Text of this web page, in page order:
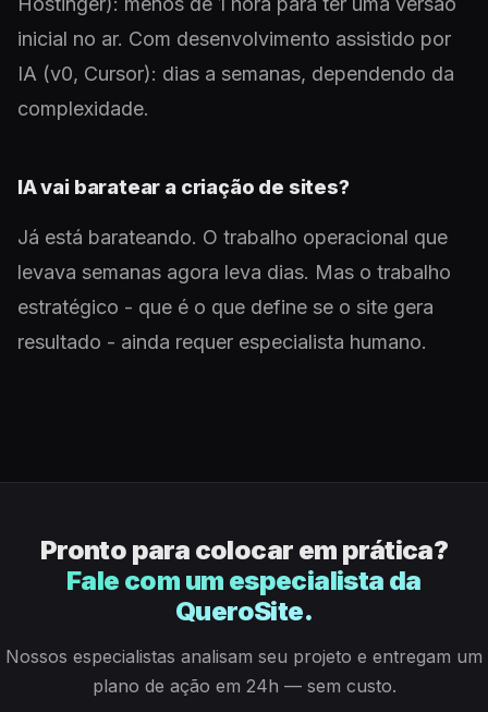
inicial no ar. Com desenvolvimento assistido por
IA (v0, Cursor): dias a semanas, dependendo da
complexidade.
IA vai baratear a criação de sites?
Já está barateando. O trabalho operacional que
levava semanas agora leva dias. Mas o trabalho
estratégico - que é o que define se o site gera
resultado - ainda requer especialista humano.
Pronto para colocar em prática?
Fale com um especialista da
QueroSite.
Nossos especialistas analisam seu projeto e entregam um
plano de ação em 24h — sem custo.